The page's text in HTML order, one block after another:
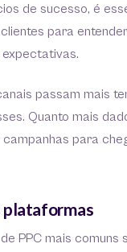
de sucesso, é
para
passam mais
Quanto mais
para
plataformas
PPC mais comuns